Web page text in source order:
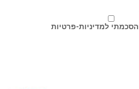
למדיניות-פרטיות